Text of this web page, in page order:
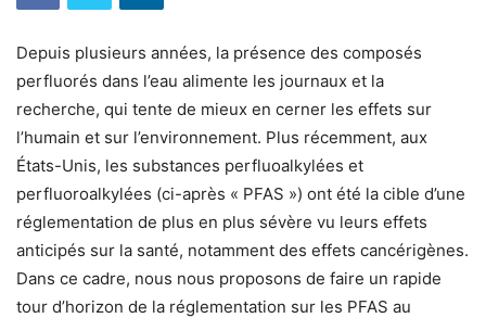
Depuis plusieurs années, la présence des composés
perfluorés dans l’eau alimente les journaux et la
recherche, qui tente de mieux en cerner les effets sur
l’humain et sur l’environnement. Plus récemment, aux
États-Unis, les substances perfluoalkylées et
perfluoroalkylées (ci-après « PFAS ») ont été la cible d’une
réglementation de plus en plus sévère vu leurs effets
anticipés sur la santé, notamment des effets cancérigènes.
Dans ce cadre, nous nous proposons de faire un rapide
tour d’horizon de la réglementation sur les PFAS au